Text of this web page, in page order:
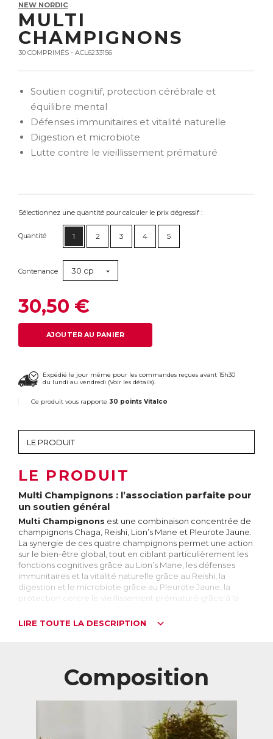
NEW NORDIC
MULTI
CHAMPIGNONS
30 COMPRIMÉS - ACL6233156
Soutien cognitif, protection cérébrale et
équilibre mental
Défenses immunitaires et vitalité naturelle
Digestion et microbiote
Lutte contre le vieillissement prématuré
Sélectionnez une quantité pour calculer le prix dégressif :
Quantité 1 2 3 4 5
Contenance 30 cp
30,50 €
AJOUTER AU PANIER
Expédié le jour même pour les commandes reçues avant 15h30
du lundi au vendredi (Voir les détails).
Ce produit vous rapporte 30 points Vitalco
LE PRODUIT
Multi Champignons : l’association parfaite pour
un soutien général
Multi Champignons est une combinaison concentrée de
champignons Chaga, Reishi, Lion’s Mane et Pleurote Jaune.
La synergie de ces quatre champignons permet une action
sur le bien-être global, tout en ciblant particulièrement les
fonctions cognitives grâce au Lion’s Mane, les défenses
immunitaires et la vitalité naturelle grâce au Reishi, la
digestion et le microbiote grâce au Pleurote Jaune, la
protection contre le vieillissement prématuré grâce à la
Chaga : le « diamant des forêts »
, aussi appelé Chaga, est utilisé depuis
des siècles dans de nombreuses médecines traditionnelles
notamment asiatique, sibérienne et scandinave.
Les nombreux éléments qui le composent tels que
l’inotodiol, la bétuline ou l’acide bétulinique permettent,
LIRE TOUTE LA DESCRIPTION
Composition